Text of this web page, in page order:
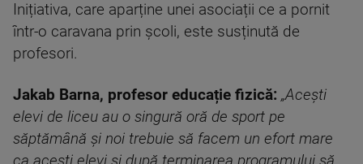
Inițiativa, care aparține unei asociații ce a pornit
într-o caravana prin școli, este susținută de
profesori.
Jakab Barna, profesor educație fizică: „Acești
elevi de liceu au o singură oră de sport pe
săptămână și noi trebuie să facem un efort mare